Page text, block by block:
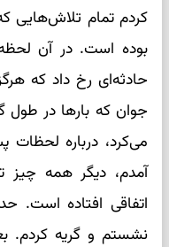
کردم تمام تلاش‌هایی
بوده است. در آن
حادثه‌ای رخ داد که
جوان که بارها در طول
می‌کرد، درباره
آمدم، دیگر همه چیز
اتفاقی افتاده است.
نشستم و گریه کردم.